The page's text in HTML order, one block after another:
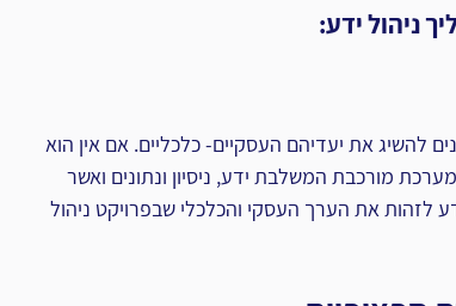
ניהול ידע:
להשיג את יעדיהם העסקיים- כלכליים. אם אין הוא
מורכבת המשלבת ידע, ניסיון ונתונים ואשר
לזהות את הערך העסקי והכלכלי ‏שבפרויקט ניהול